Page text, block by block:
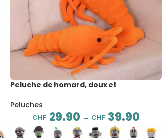
Peluche de homard, doux et
Peluches
CHF 29.90 – CHF 39.90